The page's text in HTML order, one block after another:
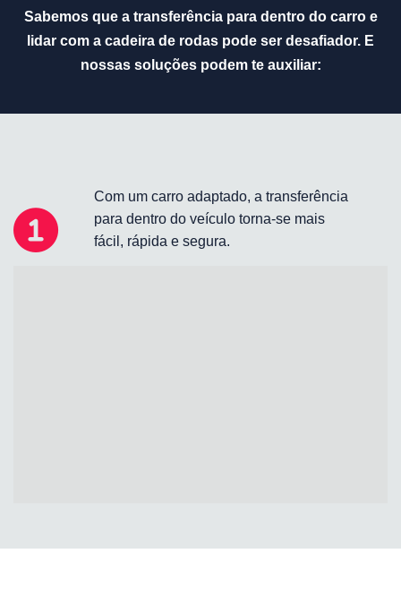
Sabemos que a transferência para dentro do carro e
lidar com a cadeira de rodas pode ser desafiador. E
nossas soluções podem te auxiliar:
Com um carro adaptado, a transferência
para dentro do veículo torna-se mais
fácil, rápida e segura.